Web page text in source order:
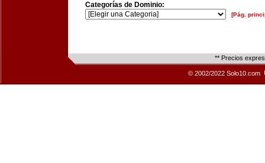
Categorías de Dominio:
[Pág.
** Precios
© 2002/2022 Solo10.com